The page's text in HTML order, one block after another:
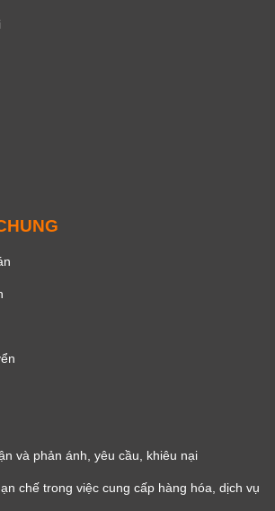
và phản ánh, yêu cầu, khiêu nại
chế trong việc cung cấp hàng hóa, dịch vụ